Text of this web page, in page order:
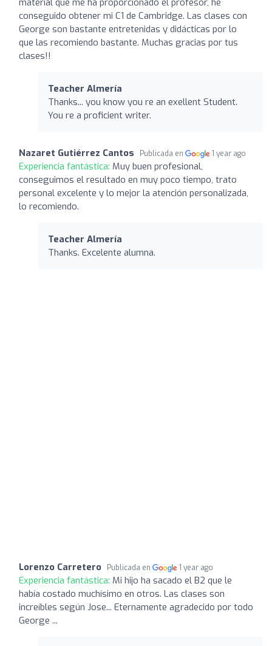
conseguido obtener mi C1 de Cambridge. Las clases con
George son bastante entretenidas y didácticas por lo
que las recomiendo bastante. Muchas gracias por tus
clases!!
Teacher Almería
Thanks... you know you re an exellent Student.
You re a proficient writer.
Nazaret Gutiérrez Cantos Publicada en 1 year ago
Experiencia fantástica: Muy buen profesional,
conseguimos el resultado en muy poco tiempo, trato
personal excelente y lo mejor la atención personalizada,
lo recomiendo.
Teacher Almería
Thanks. Excelente alumna.
Lorenzo Carretero Publicada en 1 year ago
Experiencia fantástica: Mi hijo ha sacado el B2 que le
había costado muchísimo en otros. Las clases son
increíbles según Jose... Eternamente agradecido por todo
George ...